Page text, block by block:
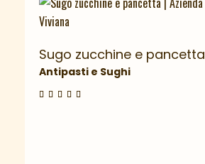
Sugo zucchine e pancetta
Antipasti e Sughi